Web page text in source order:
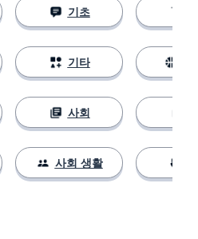
기초
기타
사회
사회 생활